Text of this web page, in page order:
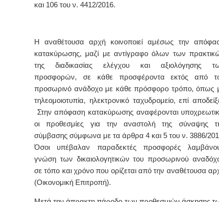
και 106 του ν. 4412/2016.
Η αναθέτουσα αρχή κοινοποιεί αμέσως την
κατακύρωσης, μαζί με αντίγραφο όλων των
της διαδικασίας ελέγχου και αξιολόγησης
προσφορών, σε κάθε προσφέροντα εκτός από
προσωρινό ανάδοχο με κάθε πρόσφορο τρόπο, όπως
τηλεομοιοτυπία, ηλεκτρονικό ταχυδρομείο, επί
Στην απόφαση κατακύρωσης αναφέρονται
οι προθεσμίες για την αναστολή της σύναψης
σύμβασης σύμφωνα με τα άρθρα 4 και 5 του ν. 3886/
Όσοι υπέβαλαν παραδεκτές προσφορές
γνώση των δικαιολογητικών του προσωρινού
σε τόπο και χρόνο που ορίζεται από την αναθέτουσα
(Οικονομική Επιτροπή).